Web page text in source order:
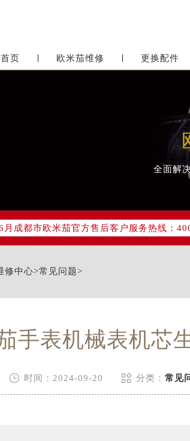
首页 欧米茄维修 更换配件
全面解
月成都市欧米茄官方售后客户服务热线：
月欧米茄售后服务中心最新网点地址：
江区人民东路6号SAC东原中心写字楼24层
修中心>常见问题>
手表机械表机芯
 时间：2024-09-20  分类： 常见